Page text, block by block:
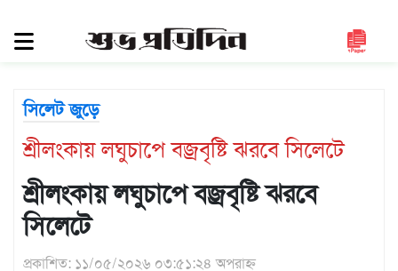
সিলেট
মৌলভীবাজার
হবিগঞ্জ
জাতীয়
সিলেট জুড়ে
শ্রীলংকায় লঘুচাপে বজ্রবৃষ্টি ঝরবে সিলেটে
শ্রীলংকায় লঘুচাপে বজ্রবৃষ্টি ঝরবে
সিলেটে
প্রকাশিত: ১১/০৫/২০২৬ ০৩:৫১:২৪ অপরাহ্ন